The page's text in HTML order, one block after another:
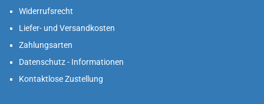
Widerrufsrecht
Liefer- und Versandkosten
Zahlungsarten
Datenschutz - Informationen
Kontaktlose Zustellung